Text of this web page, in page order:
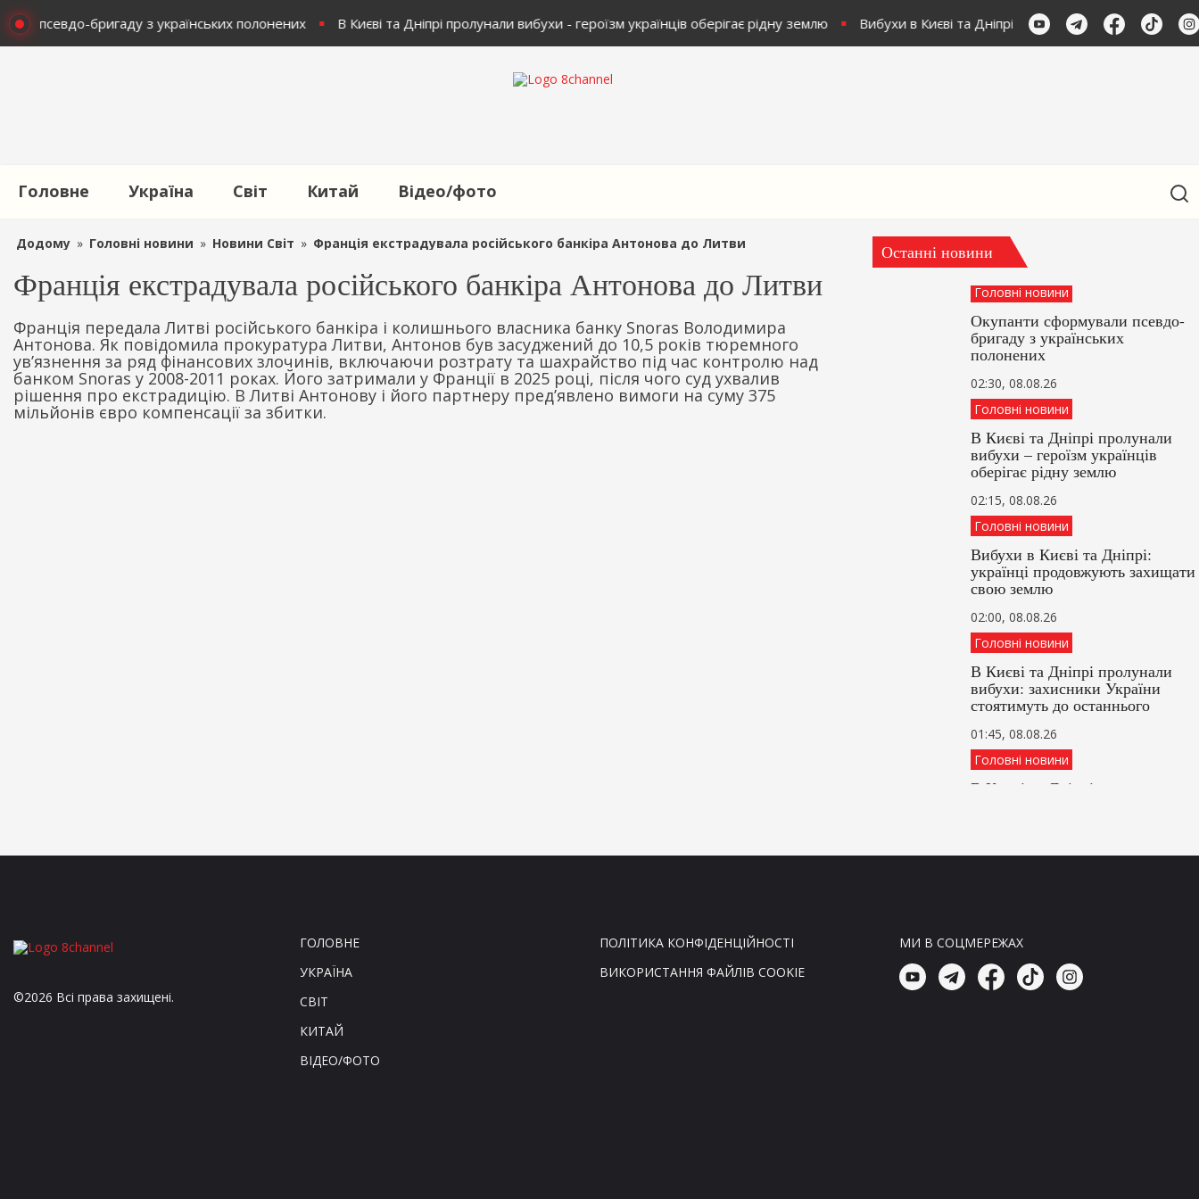
псевдо-бригаду з українських полонених В Києві та Дніпрі пролунали вибухи - героїзм українців оберігає рідну землю Вибухи в Києві та Дніпрі: українці продовжують
Головне Україна Світ Китай Відео/фото
Додому » Головні новини » Новини Світ » Франція екстрадувала російського банкіра Антонова до Литви
Франція екстрадувала російського банкіра Антонова до Литви
Франція передала Литві російського банкіра і колишнього власника банку Snoras Володимира
Антонова. Як повідомила прокуратура Литви, Антонов був засуджений до 10,5 років тюремного
ув’язнення за ряд фінансових злочинів, включаючи розтрату та шахрайство під час контролю над
банком Snoras у 2008-2011 роках. Його затримали у Франції в 2025 році, після чого суд ухвалив
рішення про екстрадицію. В Литві Антонову і його партнеру пред’явлено вимоги на суму 375
мільйонів євро компенсації за збитки.
Останні новини
Головні новини
Окупанти сформували псевдо-
бригаду з українських
полонених
02:30, 08.08.26
Головні новини
В Києві та Дніпрі пролунали
вибухи – героїзм українців
оберігає рідну землю
02:15, 08.08.26
Головні новини
Вибухи в Києві та Дніпрі:
українці продовжують захищати
свою землю
02:00, 08.08.26
Головні новини
В Києві та Дніпрі пролунали
вибухи: захисники України
стоятимуть до останнього
01:45, 08.08.26
Головні новини
В Києві та Дніпрі пролунав
Головні новини
свободу
01:15, 08.08.26
Головні новини
©2026 Всі права захищені.
ГОЛОВНЕ
УКРАЇНА
СВІТ
КИТАЙ
ВІДЕО/ФОТО
ПОЛІТИКА КОНФІДЕНЦІЙНОСТІ
ВИКОРИСТАННЯ ФАЙЛІВ COOKIE
МИ В СОЦМЕРЕЖАХ